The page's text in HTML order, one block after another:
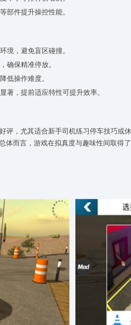
部件提升操控性能。
境，避免盲区碰撞。
确保精准停放。
低操作难度。
著，提前适应特性可提升效率。
，尤其适合新手司机练习停车技巧或
而言，游戏在拟真度与趣味性间取得